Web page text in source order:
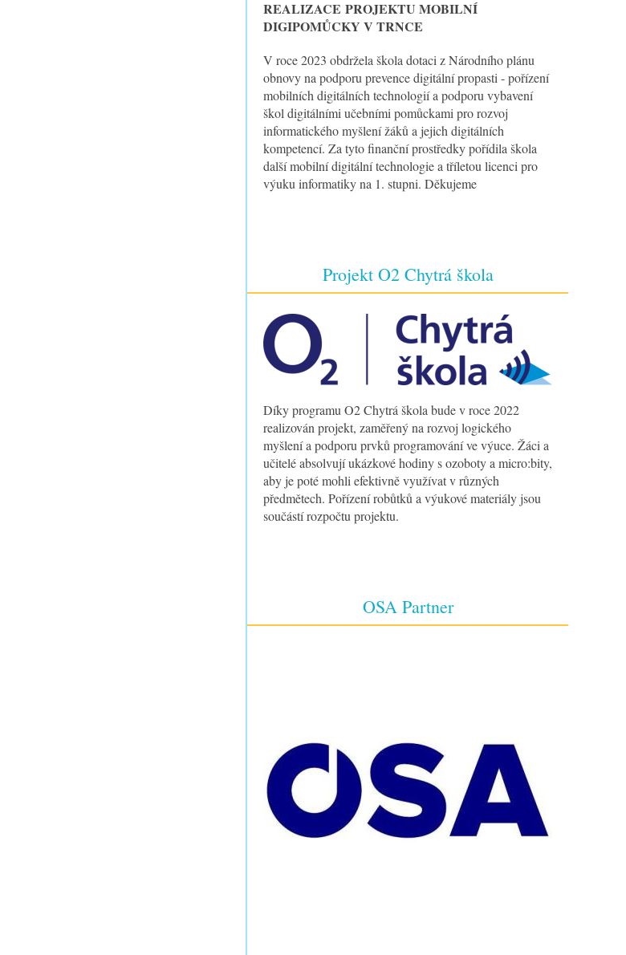
REALIZACE PROJEKTU MOBILNÍ
DIGIPOMŮCKY V TRNCE
V roce 2023 obdržela škola dotaci z Národního plánu
obnovy na podporu prevence digitální propasti - pořízení
mobilních digitálních technologií a podporu vybavení
škol digitálními učebními pomůckami pro rozvoj
informatického myšlení žáků a jejich digitálních
kompetencí. Za tyto finanční prostředky pořídila škola
další mobilní digitální technologie a tříletou licenci pro
výuku informatiky na 1. stupni. Děkujeme
Projekt O2 Chytrá škola
Díky programu O2 Chytrá škola bude v roce 2022
realizován projekt, zaměřený na rozvoj logického
myšlení a podporu prvků programování ve výuce. Žáci a
učitelé absolvují ukázkové hodiny s ozoboty a micro:bity,
aby je poté mohli efektivně využívat v různých
předmětech. Pořízení robůtků a výukové materiály jsou
součástí rozpočtu projektu.
OSA Partner